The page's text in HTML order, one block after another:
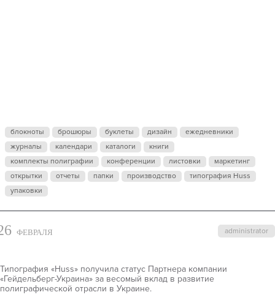
ПАРТНЕР
УКРАИНА»
блокноты брошюры буклеты дизайн
ежедневники
журналы
календари каталоги
книги
комплекты полиграфии
конференции листовки
маркетинг
открытки
отчеты папки производство
типография Huss
упаковки
administrator
ФЕВРАЛЯ
Типография «Huss» получила статус Партнера компании
«Гейдельберг-Украина» за весомый вклад в развитие
полиграфической отрасли в Украине.